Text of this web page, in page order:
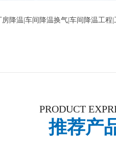
降温|车间降温换气|车间降温工程
PRODUCT
推荐产